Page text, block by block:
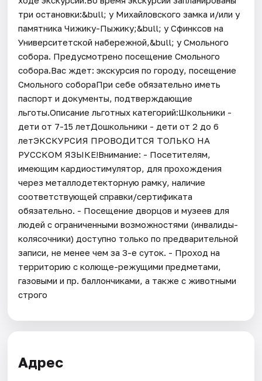
три остановки:&bull; у Михайловского замка и/или у
памятника Чижику-Пыжику;&bull; у Сфинксов на
Университетской набережной,&bull; у Смольного
собора. Предусмотрено посещение Смольного
собора.Вас ждет: экскурсия по городу, посещение
Смольного собораПри себе обязательно иметь
паспорт и документы, подтверждающие
льготы.Описание льготных категорий:Школьники -
дети от 7-15 летДошкольники - дети от 2 до 6
летЭКСКУРСИЯ ПРОВОДИТСЯ ТОЛЬКО НА
РУССКОМ ЯЗЫКЕ!Внимание: - Посетителям,
имеющим кардиостимулятор, для прохождения
через металлодетекторную рамку, наличие
соответствующей справки/сертификата
обязательно. - Посещение дворцов и музеев для
людей с ограниченными возможностями (инвалиды-
колясочники) доступно только по предварительной
записи, не менее чем за 3-е суток. - Проход на
территорию с колюще-режущими предметами,
газовыми и пр. баллончиками, а также с животными
строго
Адрес